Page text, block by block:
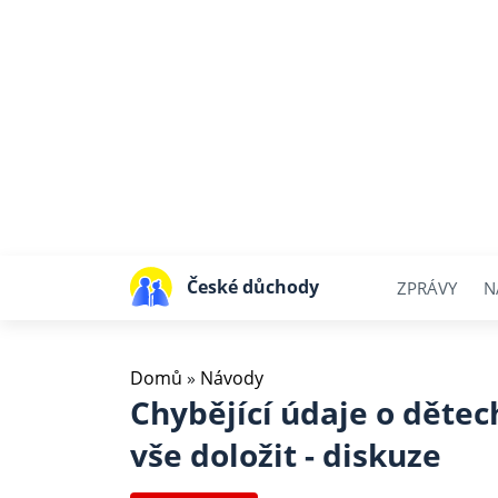
České důchody ZPRÁVY
Domů » Návody
Chybějící údaje o
vše doložit - diskuze